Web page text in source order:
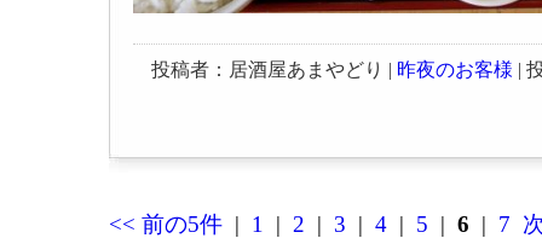
投稿者：居酒屋あまやどり | 昨夜のお客様 |
<< 前の5件 | 1 | 2 | 3 | 4 | 5 | 6 | 7